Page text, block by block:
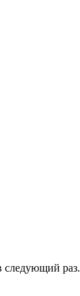
следующий раз.